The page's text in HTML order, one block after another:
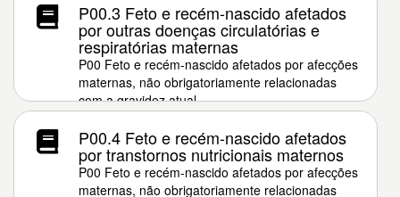
P00.3 Feto e recém-nascido afetados
por outras doenças circulatórias e
respiratórias maternas
P00 Feto e recém-nascido afetados por afecções
maternas, não obrigatoriamente relacionadas
com a gravidez atual
P00.4 Feto e recém-nascido afetados
por transtornos nutricionais maternos
P00 Feto e recém-nascido afetados por afecções
maternas, não obrigatoriamente relacionadas